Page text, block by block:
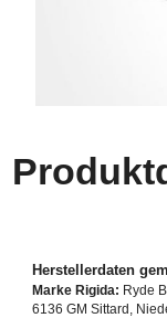
Herstellerdaten
Marke Rigida: Ryde
6136 GM Sittard,